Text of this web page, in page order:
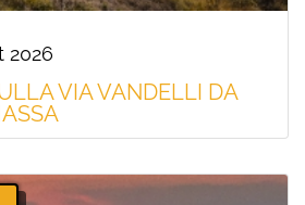
2026
VIA VANDELLI DA